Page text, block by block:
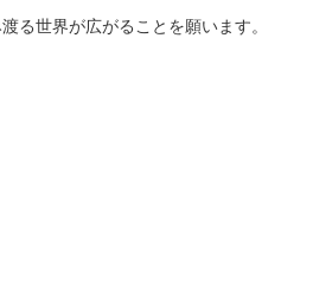
る世界が広がることを願います。